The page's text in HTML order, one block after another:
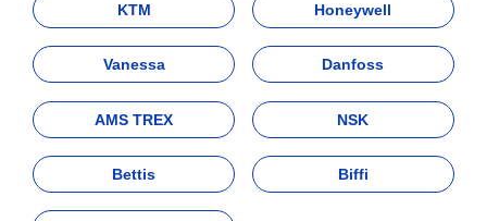
KTM Honeywell
Vanessa Danfoss
AMS TREX NSK
Bettis Biffi